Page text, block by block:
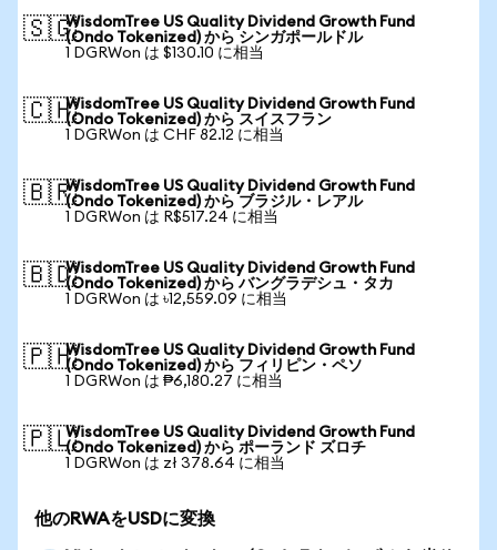
🇸🇬WisdomTree US Quality Dividend Growth Fund
(Ondo Tokenized) から シンガポールドル
1 DGRWon は $130.10 に相当
🇨🇭WisdomTree US Quality Dividend Growth Fund
(Ondo Tokenized) から スイスフラン
1 DGRWon は CHF 82.12 に相当
🇧🇷WisdomTree US Quality Dividend Growth Fund
(Ondo Tokenized) から ブラジル・レアル
1 DGRWon は R$517.24 に相当
🇧🇩WisdomTree US Quality Dividend Growth Fund
(Ondo Tokenized) から バングラデシュ・タカ
1 DGRWon は ৳12,559.09 に相当
🇵🇭WisdomTree US Quality Dividend Growth Fund
(Ondo Tokenized) から フィリピン・ペソ
1 DGRWon は ₱6,180.27 に相当
🇵🇱WisdomTree US Quality Dividend Growth Fund
(Ondo Tokenized) から ポーランド ズロチ
1 DGRWon は zł 378.64 に相当
他のRWAをUSDに変換